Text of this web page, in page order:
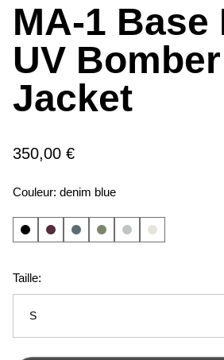
MA-1 Base
UV Bomber
Jacket
350,00 €
Couleur: denim blue
Taille:
S